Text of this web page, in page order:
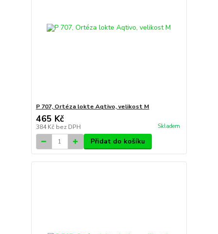
P 707, Ortéza lokte Aqtivo, velikost M
465 Kč
384 Kč bez DPH Skladem
Přidat do košíku